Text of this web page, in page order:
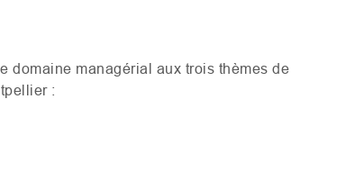
domaine managérial aux trois thèmes de
: